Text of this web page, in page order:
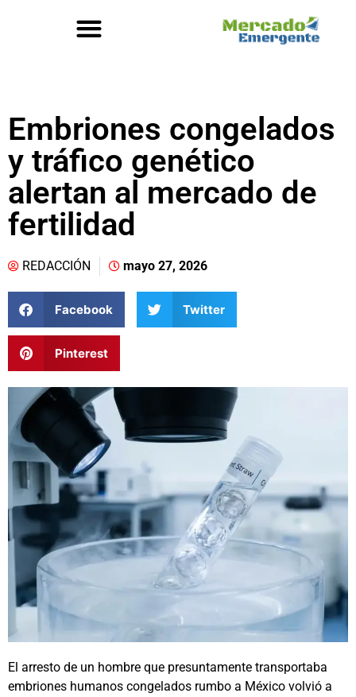
Embriones congelados
y tráfico genético
alertan al mercado de
fertilidad
REDACCIÓN mayo 27, 2026
Facebook Twitter
Pinterest
El arresto de un hombre que presuntamente transportaba
embriones humanos congelados rumbo a México volvió a